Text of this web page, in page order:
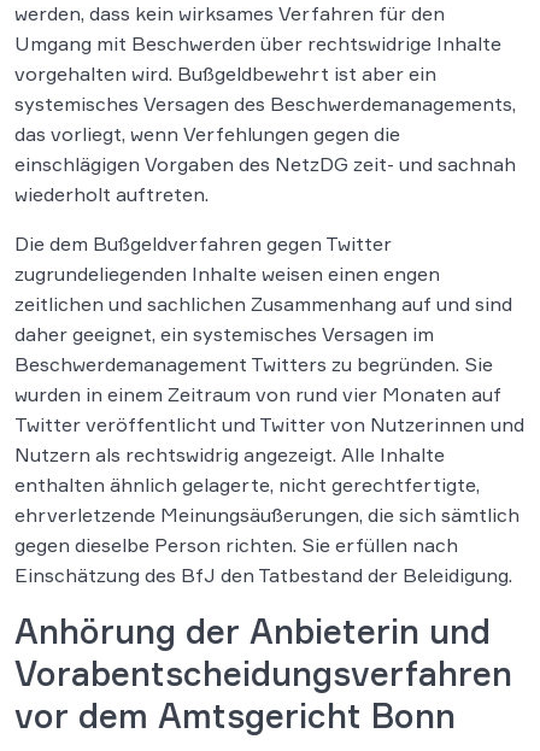
werden, dass kein wirksames Verfahren für den
Umgang mit Beschwerden über rechtswidrige Inhalte
vorgehalten wird. Bußgeldbewehrt ist aber ein
systemisches Versagen des Beschwerdemanagements,
das vorliegt, wenn Verfehlungen gegen die
einschlägigen Vorgaben des NetzDG zeit- und sachnah
wiederholt auftreten.
Die dem Bußgeldverfahren gegen Twitter
zugrundeliegenden Inhalte weisen einen engen
zeitlichen und sachlichen Zusammenhang auf und sind
daher geeignet, ein systemisches Versagen im
Beschwerdemanagement Twitters zu begründen. Sie
wurden in einem Zeitraum von rund vier Monaten auf
Twitter veröffentlicht und Twitter von Nutzerinnen und
Nutzern als rechtswidrig angezeigt. Alle Inhalte
enthalten ähnlich gelagerte, nicht gerechtfertigte,
ehrverletzende Meinungsäußerungen, die sich sämtlich
gegen dieselbe Person richten. Sie erfüllen nach
Einschätzung des BfJ den Tatbestand der Beleidigung.
Anhörung der Anbieterin und
Vorabentscheidungsverfahren
vor dem Amtsgericht Bonn